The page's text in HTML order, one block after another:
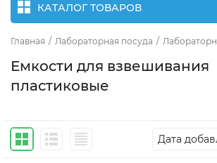
КАТАЛОГ ТОВАРОВ
Главная / Лабораторная посуда /
Емкости для взвешивания
пластиковые
Дата